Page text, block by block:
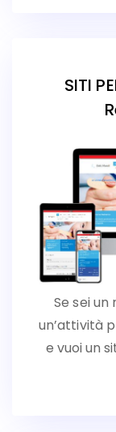
SITI
Se sei
un’attività
e vuoi un